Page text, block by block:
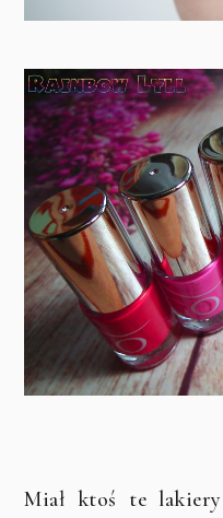
Miał ktoś te